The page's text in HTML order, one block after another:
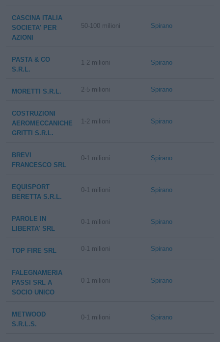
CASCINA ITALIA
SOCIETA' PER
AZIONI
50-100 milioni Spirano
PASTA & CO
S.R.L.
1-2 milioni Spirano
MORETTI S.R.L. 2-5 milioni Spirano
COSTRUZIONI
AEROMECCANICHE
GRITTI S.R.L.
1-2 milioni Spirano
BREVI
FRANCESCO SRL
0-1 milioni Spirano
EQUISPORT
BERETTA S.R.L.
0-1 milioni Spirano
PAROLE IN
LIBERTA' SRL
0-1 milioni Spirano
TOP FIRE SRL 0-1 milioni Spirano
FALEGNAMERIA
PASSI SRL A
SOCIO UNICO
0-1 milioni Spirano
METWOOD
S.R.L.S.
0-1 milioni Spirano